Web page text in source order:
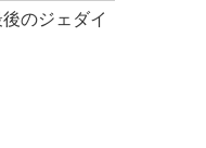
のジェダイ